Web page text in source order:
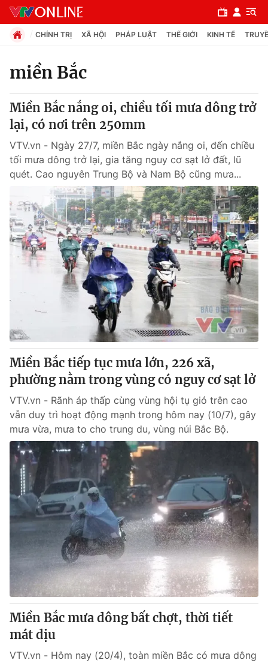
Chuyên mục
Chính trị
Xã hội
Pháp luật
Y tế
Thế giới
Thế giới đó đây
Câu chuyện quốc tế
Kinh tế
Tài chính
Thị trường
Góc doanh nghiệp
Dữ liệu và đời sống
Truyền hình
Phim VTV
Hậu trường
Nhân vật
Khán giả
Giải sao mai
Giải trí
Điện ảnh
Âm nhạc
Sao
Đời sống
Du lịch
Làm đẹp
Chất lượng cuộc sống
Giáo dục
Tuyển sinh
Học trực tuyến
Công nghệ
Hitech Công nghệ tương lai
Sản phẩm
Thị trường
Tư vấn
Giao lưu trực tuyến
Lịch phát sóng
Chuyên mục khác
Emagazine
CHÍNH TRỊ XÃ HỘI PHÁP LUẬT THẾ GIỚI KINH TẾ
miền Bắc
Miền Bắc nắng oi, chiều tối mưa dông trở
lại, có nơi trên 250mm
VTV.vn - Ngày 27/7, miền Bắc ngày nắng oi, đến chiều
tối mưa dông trở lại, gia tăng nguy cơ sạt lở đất, lũ
quét. Cao nguyên Trung Bộ và Nam Bộ cũng mưa...
Miền Bắc tiếp tục mưa lớn, 226 xã,
phường nằm trong vùng có nguy cơ sạt lở
VTV.vn - Rãnh áp thấp cùng vùng hội tụ gió trên cao
vẫn duy trì hoạt động mạnh trong hôm nay (10/7), gây
mưa vừa, mưa to cho trung du, vùng núi Bắc Bộ.
Miền Bắc mưa dông bất chợt, thời tiết
mát dịu
VTV.vn - Hôm nay (20/4), toàn miền Bắc có mưa dông